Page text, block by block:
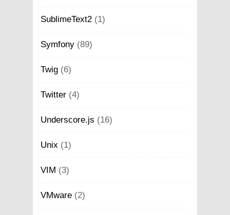
SublimeText2 (1)
Symfony (89)
Twig (6)
Twitter (4)
Underscore.js (16)
Unix (1)
VIM (3)
VMware (2)